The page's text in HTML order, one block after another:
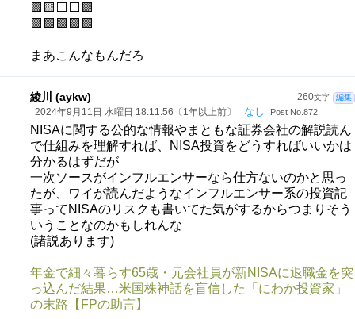
🟩🟨⬜⬜🟩
🟩🟩🟩🟩🟩
まあこんなもんだろ
260文字 編集
綾川 (aykw)
2024年9月11日 水曜日 18:11:56〔1年以上前〕 なし Post No.872
NISAに関する公的な情報やまともな証券会社の解説読ん
で仕組みを理解すれば、NISA投資をどうすればいいかは
分かるはずだが
一次ソースがインフルエンサーなら仕方ないのかと思っ
たが、ワイが読んだようなインフルエンサー系の投資記
事ってNISAのリスクも書いてた気がするからつまりそう
いうことなのかもしれんな
(諸説あります)
年金で細々暮らす65歳・元会社員が新NISAに退職金を突
っ込んだ結果…米国株神話を盲信した「にわか投資家」
の末路【FPの助言】